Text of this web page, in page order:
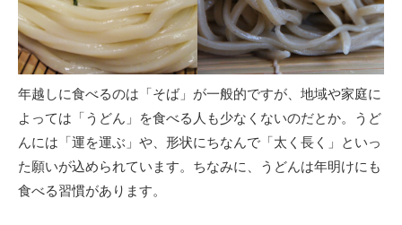
年越しに食べるのは「そば」が一般的ですが、地域や家庭に
よっては「うどん」を食べる人も少なくないのだとか。うど
んには「運を運ぶ」や、形状にちなんで「太く長く」といっ
た願いが込められています。ちなみに、うどんは年明けにも
食べる習慣があります。